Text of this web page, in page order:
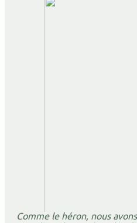
Comme le héron, nous avons